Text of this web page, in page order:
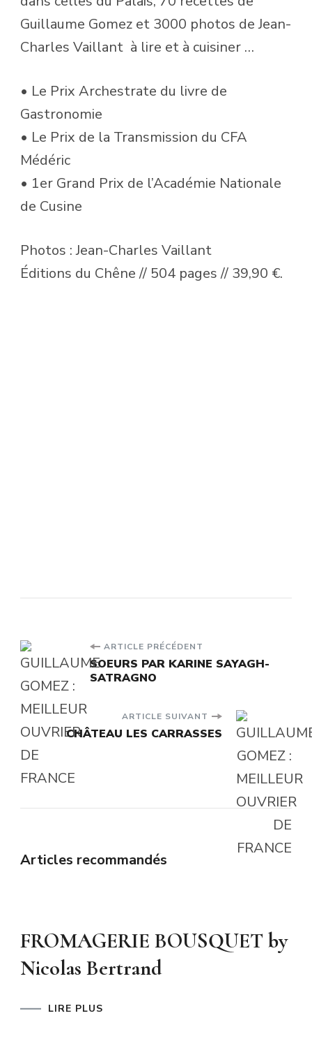
Guillaume Gomez et 3000 photos de Jean-
Charles Vaillant à lire et à cuisiner …
• Le Prix Archestrate du livre de
Gastronomie
• Le Prix de la Transmission du CFA
Médéric
• 1er Grand Prix de l’Académie Nationale
de Cusine
Photos : Jean-Charles Vaillant
Éditions du Chêne // 504 pages // 39,90 €.
Navigation
d'article
ARTICLE PRÉCÉDENT
SOEURS PAR KARINE SAYAGH-
SATRAGNO
ARTICLE SUIVANT
CHÂTEAU LES CARRASSES
Articles recommandés
FROMAGERIE BOUSQUET by
Nicolas Bertrand
LIRE PLUS